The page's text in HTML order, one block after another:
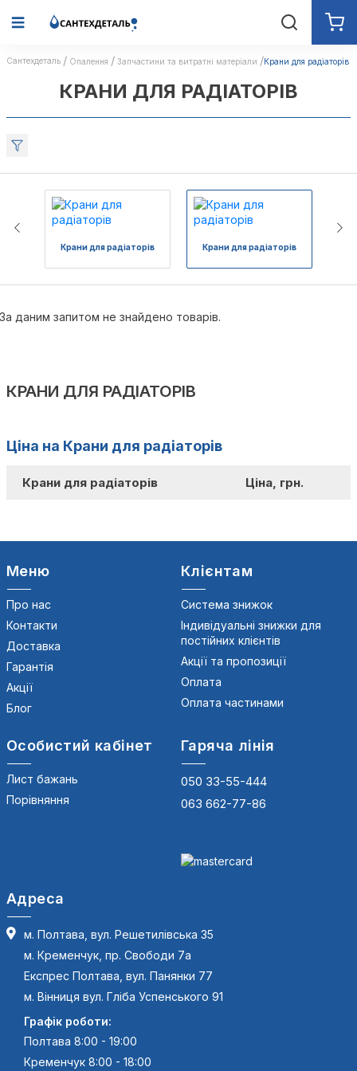
Сантехдеталь Опалення Запчастини та витратні матеріали Крани для радіаторів
КРАНИ ДЛЯ РАДІАТОРІВ
Крани для радіаторів Крани для радіаторів
За даним запитом не знайдено товарів.
КРАНИ ДЛЯ РАДІАТОРІВ
Ціна на Крани для радіаторів
Крани для радіаторів Ціна, грн.
Меню
Про нас
Контакти
Доставка
Гарантія
Акції
Блог
Клієнтам
Система знижок
Індивідуальні знижки для
постійних клієнтів
Акції та пропозиції
Оплата
Оплата частинами
Особистий кабінет
Лист бажань
Порівняння
Гаряча лінія
050 33-55-444
063 662-77-86
Адреса
м. Полтава, вул. Решетилівська 35
м. Кременчук, пр. Свободи 7а
Експрес Полтава, вул. Панянки 77
м. Вінниця вул. Гліба Успенського 91
Графік роботи:
Полтава 8:00 - 19:00
Кременчук 8:00 - 18:00